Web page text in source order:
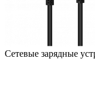
Сетевые зарядные